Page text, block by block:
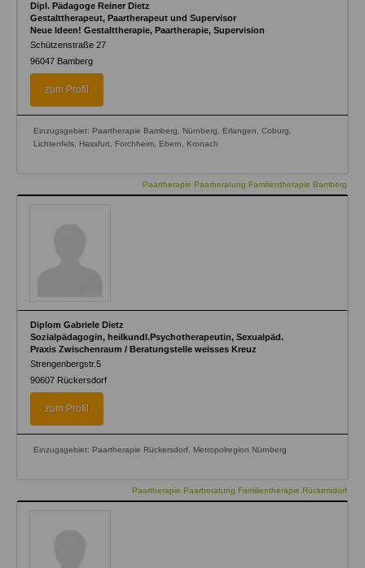
Dipl. Pädagoge Reiner Dietz
Gestalttherapeut, Paartherapeut und Supervisor
Neue Ideen! Gestalttherapie, Paartherapie, Supervision
Schützenstraße 27
96047 Bamberg
zum Profil
Einzugsgebiet: Paartherapie Bamberg, Nürnberg, Erlangen, Coburg,
Lichtenfels, Hassfurt, Forchheim, Ebern, Kronach
Paartherapie Paarberatung Familientherapie Bamberg
Diplom Gabriele Dietz
Sozialpädagogin, heilkundl.Psychotherapeutin, Sexualpäd.
Praxis Zwischenraum / Beratungstelle weisses Kreuz
Strengenbergstr.5
90607 Rückersdorf
zum Profil
Einzugsgebiet: Paartherapie Rückersdorf, Metropolregion Nürnberg
Paartherapie Paarberatung Familientherapie Rückersdorf